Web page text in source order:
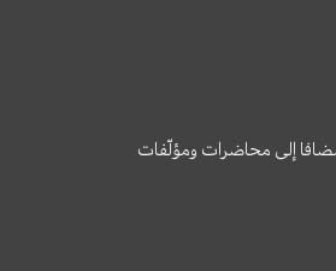
إلى محاضرات ومؤلّفات